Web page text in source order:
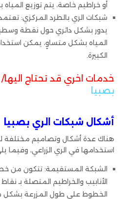
أو خراطيم خاصة، يتم توزيع
شبكات الري بالطرد المركزي:
يدور بشكل دائري حول نقطة
المياه بشكل متساوٍ، يمكن
الكبيرة.
خدمات اخري قد تحتاج اليها/
بصبيا
أشكال شبكات الري بصبيا
هناك عدة أشكال وتصاميم مختلفة
استخدامها في الري الزراعي، وفيما
الشبكة المستقيمة: تتكون من
الأنابيب والخراطيم المتصلة بـ
الخطوط على طول المزرعة بشكل